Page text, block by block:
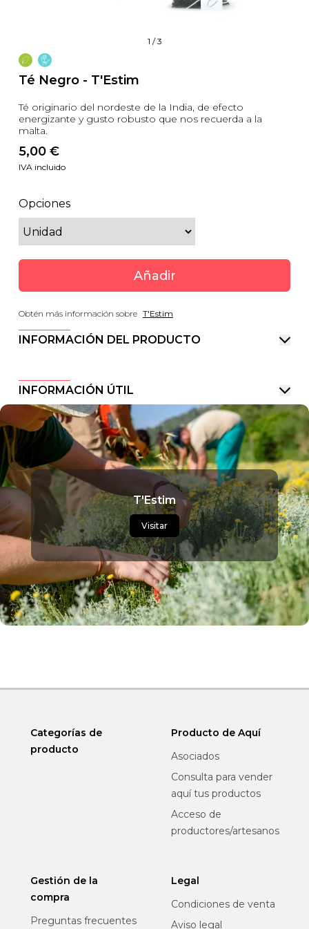
1 /3
Té Negro - T'Estim
Té originario del nordeste de la India, de efecto
energizante y gusto robusto que nos recuerda a la
malta.
5,00 €
IVA incluido
Opciones
Añadir
Obtén más información sobre T'Estim
INFORMACIÓN DEL PRODUCTO
INFORMACIÓN ÚTIL
T'Estim
Visitar
Categorías de
producto
Producto de Aquí
Asociados
Consulta para vender
aquí tus productos
Acceso de
productores/artesanos
Gestión de la
compra
Preguntas frecuentes
Legal
Condiciones de venta
Aviso legal